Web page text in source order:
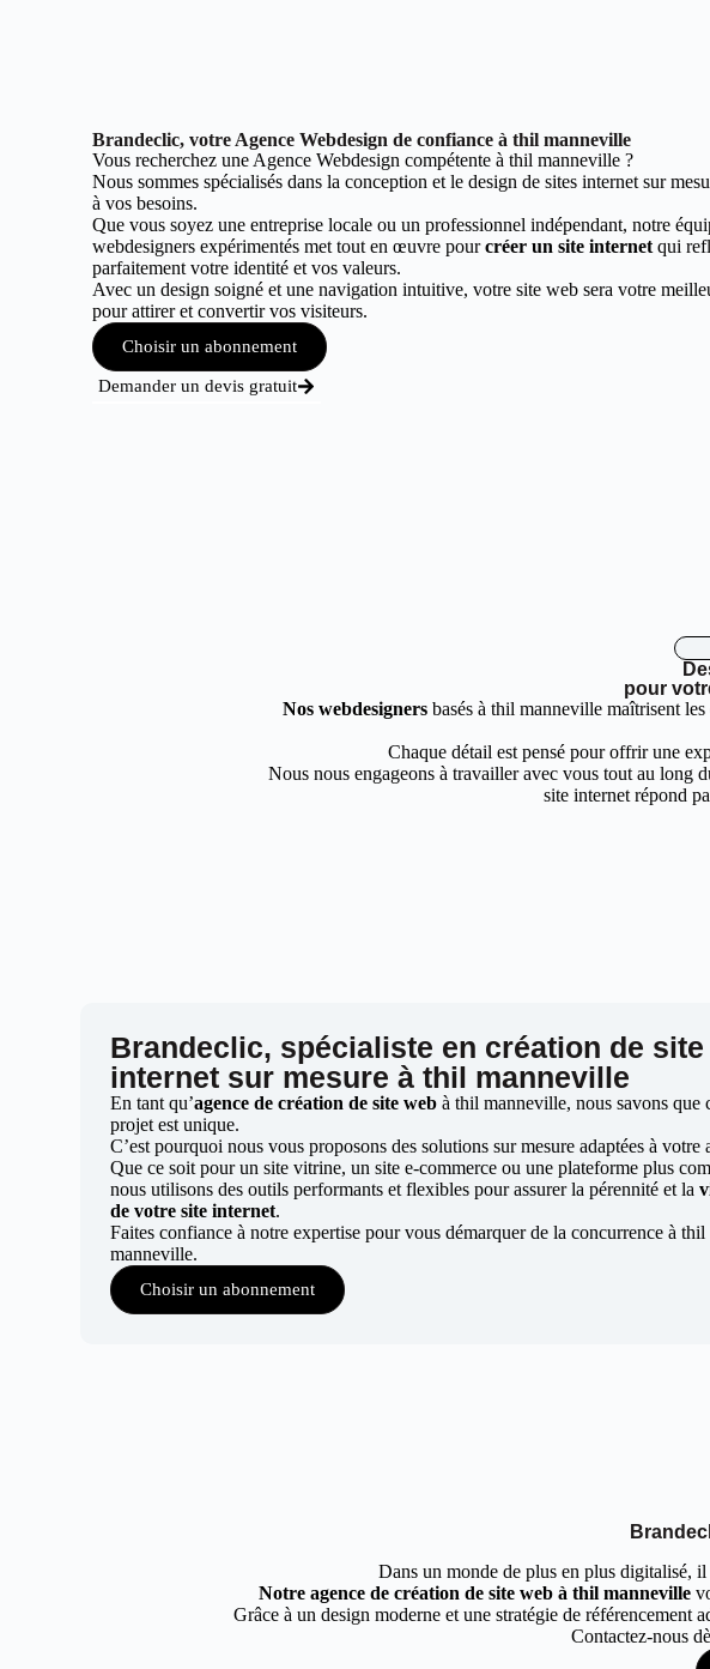
Brandeclic, votre Agence Webdesign de confiance à thil manneville
Vous recherchez une Agence Webdesign compétente à thil manneville ?
Nous sommes spécialisés dans la conception et le design de sites internet sur
à vos besoins.
Que vous soyez une entreprise locale ou un professionnel indépendant, notre
webdesigners expérimentés met tout en œuvre pourcréer un site internetqui
parfaitement votre identité et vos valeurs.
Avec un design soigné et une navigation intuitive, votre site web sera votre
pour attirer et convertir vos visiteurs.
Choisir un abonnement
Demander un devis gratuit
pour
Nos webdesigners basés à thil manneville maîtrisent
Chaque détail est pensé pour offrir une
Nous nous engageons à travailler avec vous tout au long
site internet répond
Brandeclic, spécialiste en création de site
internet sur mesure à thil manneville
En tant qu’agence de création de site web à thil manneville, nous savons que
projet est unique.
C’est pourquoi nous vous proposons des solutions sur mesure adaptées à votre
Que ce soit pour un site vitrine, un site e-commerce ou une plateforme plus
nous utilisons des outils performants et flexibles pour assurer la pérennité et la
de votre site internet.
Faites confiance à notre expertise pour vous démarquer de la concurrence à thil
manneville.
Choisir un abonnement
Dans un monde de plus en plus digitalisé,
Notre agence de création de site web à thil manneville
Grâce à un design moderne et une stratégie de
Contactez-nous